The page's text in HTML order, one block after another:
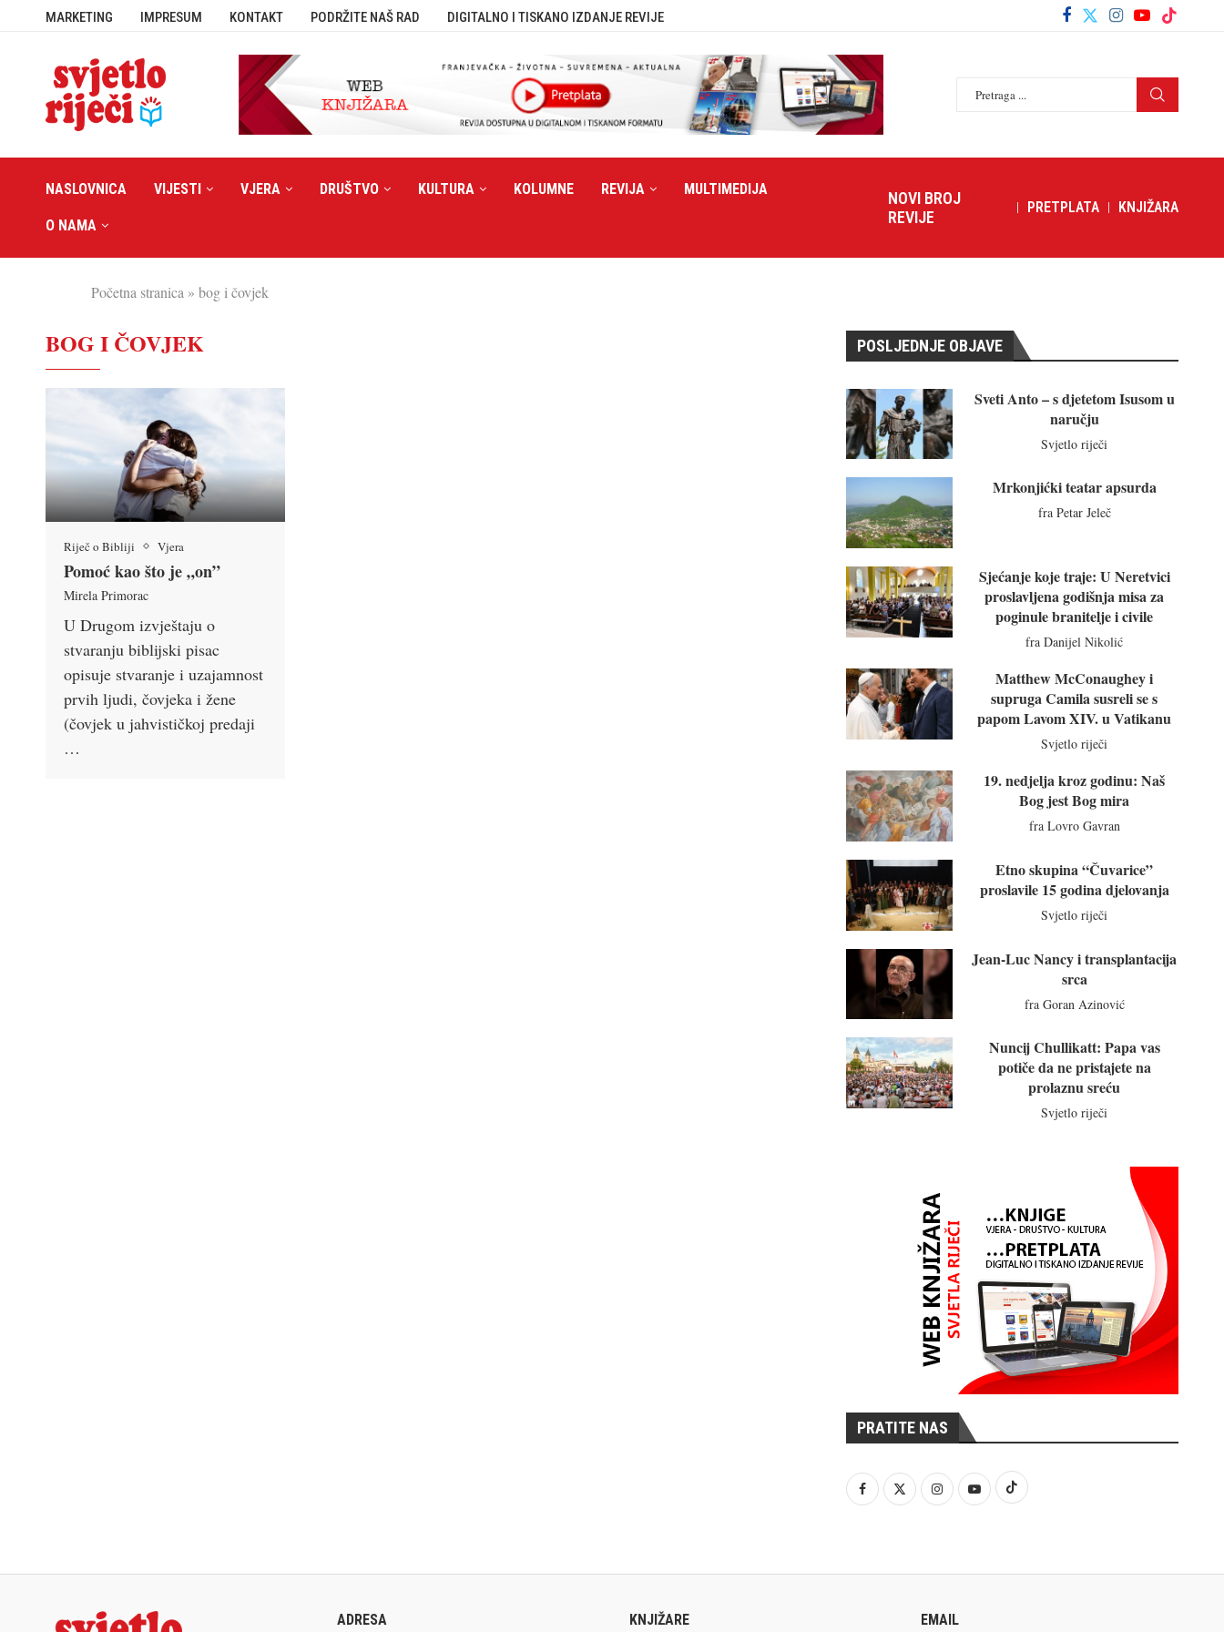
MARKETING IMPRESUM KONTAKT PODRŽITE NAŠ RAD DIGITALNO I TISKANO IZDANJE REVIJE
NASLOVNICA VIJESTI VJERA DRUŠTVO KULTURA KOLUMNE REVIJA MULTIMEDIJA
O NAMA
NOVI BROJ
REVIJE
PRETPLATA KNJIŽARA
Početna stranica » bog i čovjek
BOG I ČOVJEK
Riječ o Bibliji Vjera
Pomoć kao što je „on”
Mirela Primorac
U Drugom izvještaju o
stvaranju biblijski pisac
opisuje stvaranje i uzajamnost
prvih ljudi, čovjeka i žene
(čovjek u jahvističkoj predaji
…
POSLJEDNJE OBJAVE
Sveti Anto – s djetetom Isusom u
naručju
Svjetlo riječi
Mrkonjićki teatar apsurda
fra Petar Jeleč
Sjećanje koje traje: U Neretvici
proslavljena godišnja misa za
poginule branitelje i civile
fra Danijel Nikolić
Matthew McConaughey i
supruga Camila susreli se s
papom Lavom XIV. u Vatikanu
Svjetlo riječi
19. nedjelja kroz godinu: Naš
Bog jest Bog mira
fra Lovro Gavran
Etno skupina “Čuvarice”
proslavile 15 godina djelovanja
Svjetlo riječi
Jean-Luc Nancy i transplantacija
srca
fra Goran Azinović
Nuncij Chullikatt: Papa vas
potiče da ne pristajete na
prolaznu sreću
Svjetlo riječi
PRATITE NAS
ADRESA KNJIŽARE EMAIL